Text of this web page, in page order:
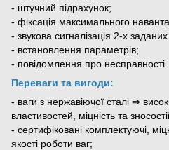
- штучний підрахунок;
- фіксація максимального
- звукова сигналізація 2-х
- встановлення параметрів;
- повідомлення про несправності.
Переваги та вигоди:
- ваги з нержавіючої сталі ⇒
властивостей, міцність та
- сертифіковані комплектуючі,
якості роботи ваг;